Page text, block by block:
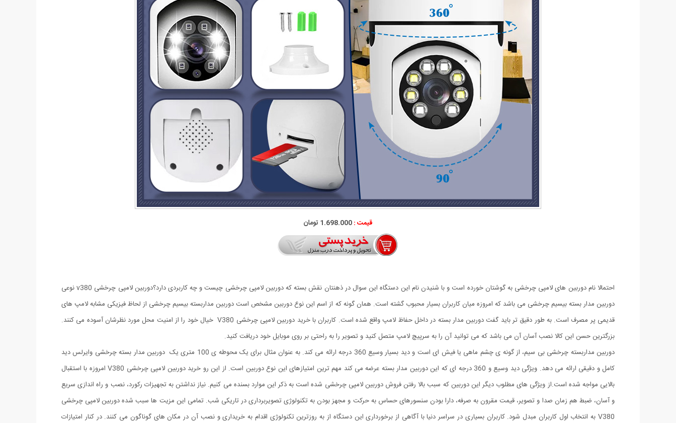
قیمت :1.698.000 تومان
احتمالا نام دوربین های لامپی چرخشی به گوشتان خورده است و با شنیدن نام این دستگاه این سوال در ذهنتان نقش بسته که دوربین لامپی چرخشی چیست و چه کاربردی دارد؟دوربین لامپی چرخشی v380 نوعی
دوربین مدار بسته بیسیم چرخشی می‌ باشد که امروزه میان کاربران بسیار محبوب گشته است. همان گونه که از اسم این نوع دوربین مشخص است دوربین مداربسته بیسیم چرخشی از لحاظ فیزیکی مشابه لامپ های
قدیمی پر مصرف است. به طور دقیق تر باید گفت دوربین مدار بسته در داخل حفاظ لامپ واقع شده است. کاربران با خرید دوربین لامپی چرخشی V380 خیال خود را از امنیت محل مورد نظرشان آسوده می کنند.
بزرگترین حسن این کالا نصب آسان آن می باشد که می توانید آن را به سرپیچ لامپ متصل کنید و تصویر را به راحتی بر روی موبایل خود دریافت کنید.
دوربین مداربسته چرخشی بی سیم، از گونه ی چشم ماهی یا فیش ای است و دید بسیار وسیع 360 درجه ارائه می کند. به عنوان مثال برای یک محوطه ی 100 متری یک دوربین مدار بسته چرخشی وایرلس دید
کامل و دقیقی ارائه می دهد. ویژگی دید وسیع و 360 درجه ای که این دوربین مدار بسته عرضه می کند مهم ترین امتیازهای این نوع دوربین است. از این رو خرید دوربین لامپی چرخشی V380 امروزه با استقبال
بالایی مواجه شده است.از ویژگی های مطلوب دیگر این دوربین که سبب بالا رفتن فروش دوربین لامپی چرخشی شده است به ذکر این موارد بسنده می کنیم. نیاز نداشتن به تجهیزات رکورد، نصب و راه اندازی سریع
و آسان، ضبط هم زمان صدا و تصویر، قیمت مقرون به صرفه، دارا بودن سنسورهای حساس به حرکت و مجهز بودن به تکنولوژی تصویربرداری در تاریکی شب. تمامی این مزیت ها سبب شده دوربین لامپی چرخشی
V380 به انتخاب اول کاربران مبدل شود. کاربران بسیاری در سراسر دنیا با آگاهی از برخورداری این دستگاه از به روزترین تکنولوژی اقدام به خریداری و نصب آن در مکان های گوناگون می کنند. در کنار امتیازات